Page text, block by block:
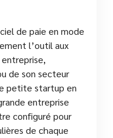
de paie en mode
l’outil aux
de son secteur
petite startup en
entreprise
configuré pour
de chaque